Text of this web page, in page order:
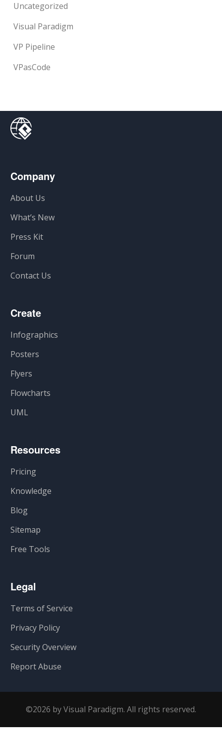
Uncategorized
Visual Paradigm
VP Pipeline
VPasCode
Company
About Us
What’s New
Press Kit
Forum
Contact Us
Create
Infographics
Posters
Flyers
Flowcharts
UML
Resources
Pricing
Knowledge
Blog
Sitemap
Free Tools
Legal
Terms of Service
Privacy Policy
Security Overview
Report Abuse
©2026 by Visual Paradigm. All rights reserved.